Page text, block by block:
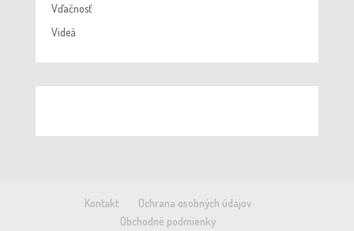
Vďačnosť
Videá
Kontakt
Ochrana osobných údajov
Obchodné podmienky